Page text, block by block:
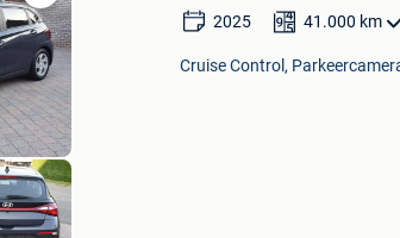
Bewaren
in
Mijn
Favorieten
2025 41.000 km
Cruise Control,